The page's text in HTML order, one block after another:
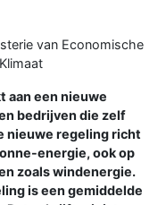
van Economische
aan een nieuwe
bedrijven die zelf
nieuwe regeling richt
energie, ook op
zoals windenergie.
is een gemiddelde